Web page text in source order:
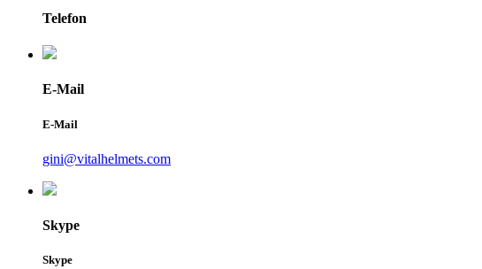
Telefon
E-Mail
E-Mail
gini@vitalhelmets.com
Skype
Skype